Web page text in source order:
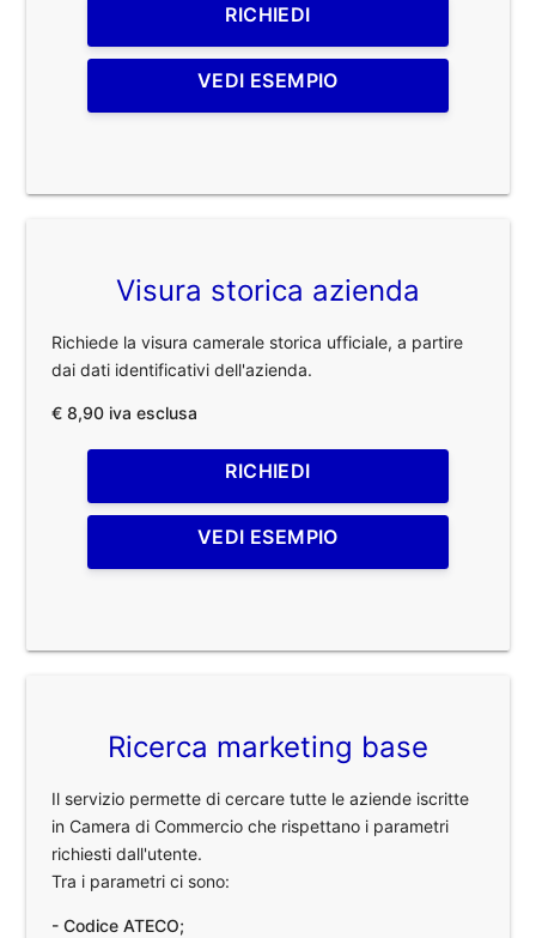
RICHIEDI
VEDI ESEMPIO
Visura storica azienda
Richiede la visura camerale storica ufficiale, a partire
dai dati identificativi dell'azienda.
€ 8,90 iva esclusa
RICHIEDI
VEDI ESEMPIO
Ricerca marketing base
Il servizio permette di cercare tutte le aziende iscritte
in Camera di Commercio che rispettano i parametri
richiesti dall'utente.
Tra i parametri ci sono:
- Codice ATECO;